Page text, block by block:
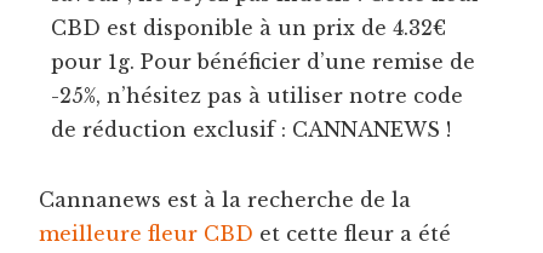
CBD est disponible à un prix de 4.32€
pour 1g. Pour bénéficier d’une remise de
-25%, n’hésitez pas à utiliser notre code
de réduction exclusif : CANNANEWS !
Cannanews est à la recherche de la
meilleure fleur CBD et cette fleur a été